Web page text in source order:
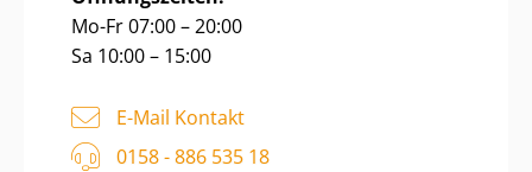
Mo-Fr 07:00 – 20:00
Sa 10:00 – 15:00
E-Mail Kontakt
0158 - 886 535 18